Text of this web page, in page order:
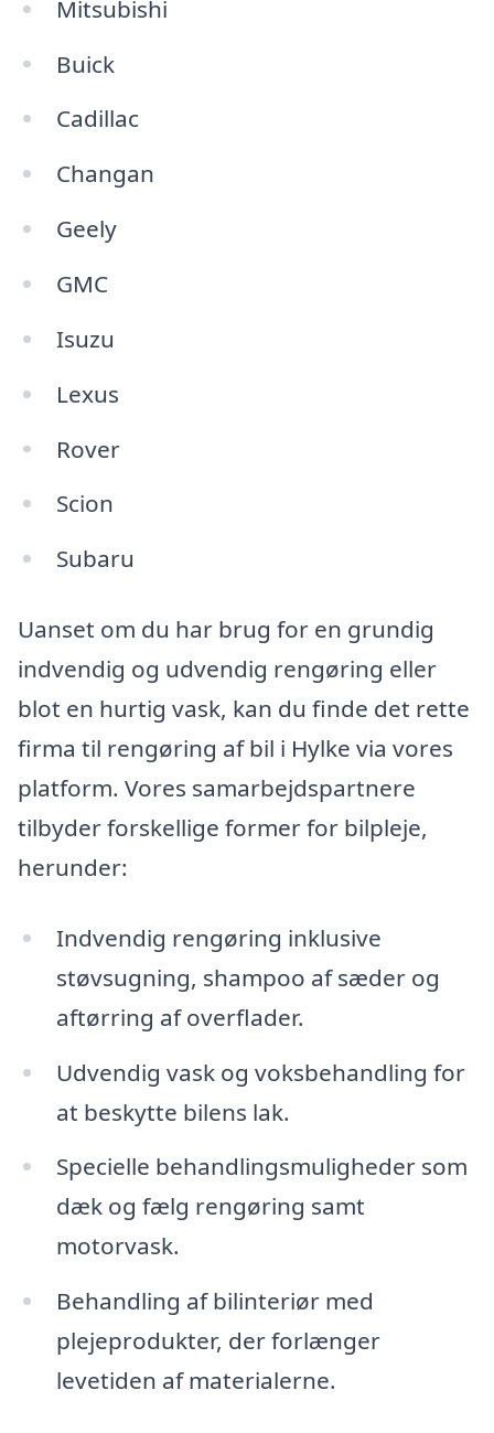
Mitsubishi
Buick
Cadillac
Changan
Geely
GMC
Isuzu
Lexus
Rover
Scion
Subaru
Uanset om du har brug for en grundig
indvendig og udvendig rengøring eller
blot en hurtig vask, kan du finde det rette
firma til rengøring af bil i Hylke via vores
platform. Vores samarbejdspartnere
tilbyder forskellige former for bilpleje,
herunder:
Indvendig rengøring inklusive
støvsugning, shampoo af sæder og
aftørring af overflader.
Udvendig vask og voksbehandling for
at beskytte bilens lak.
Specielle behandlingsmuligheder som
dæk og fælg rengøring samt
motorvask.
Behandling af bilinteriør med
plejeprodukter, der forlænger
levetiden af materialerne.